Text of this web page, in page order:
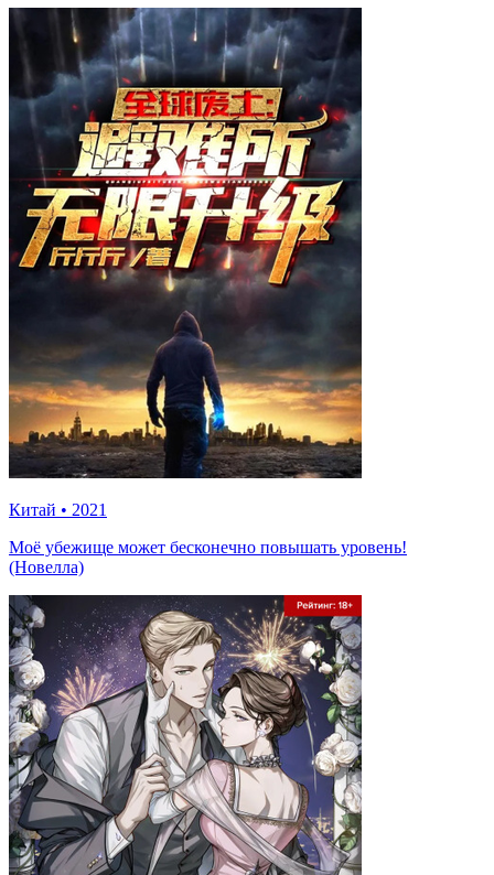
Китай • 2021
Моё убежище может бесконечно повышать уровень!
(Новелла)